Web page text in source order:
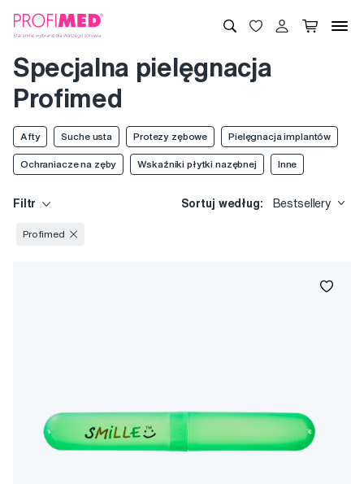
Specjalna pielęgnacja
Profimed
Afty Suche usta Protezy zębowe Pielęgnacja implantów
Ochraniacze na zęby Wskaźniki płytki nazębnej Inne
Filtr Sortuj według: Bestsellery
Profimed